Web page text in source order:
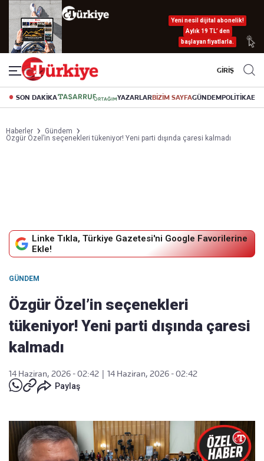
Yeni nesil dijital abonelik!
Aylık 19 TL’ den
başlayan fiyatlarla.
GİRİŞ
SON DAKİKA YAZARLARBİZİM SAYFAGÜNDEMPOLİTİKA
Haberler
Gündem
Özgür Özel’in seçenekleri tükeniyor! Yeni parti dışında çaresi kalmadı
Linke Tıkla, Türkiye Gazetesi'ni Google Favorilerine
Ekle!
GÜNDEM
Özgür Özel’in seçenekleri
tükeniyor! Yeni parti dışında çaresi
kalmadı
14 Haziran, 2026 - 02:42
14 Haziran, 2026 - 02:42
Paylaş